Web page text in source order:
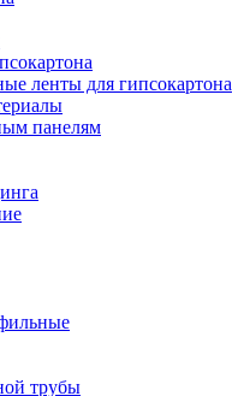
ленты для гипсокартона
панелям
трубы